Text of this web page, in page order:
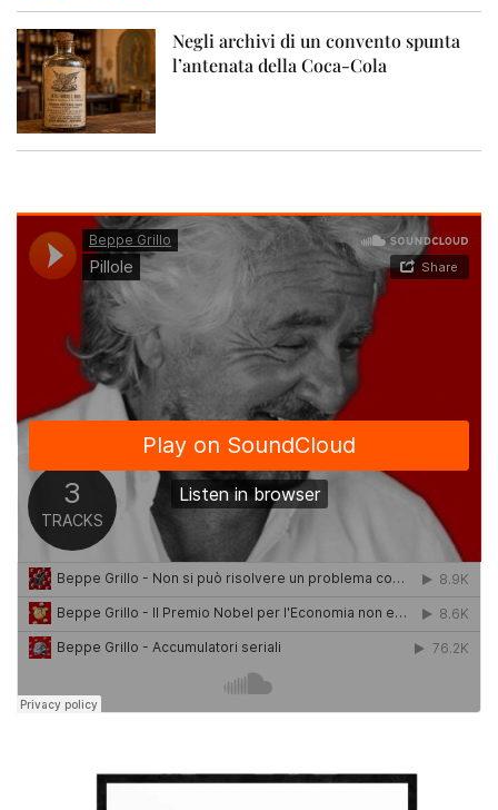
Negli archivi di un convento spunta
l’antenata della Coca-Cola